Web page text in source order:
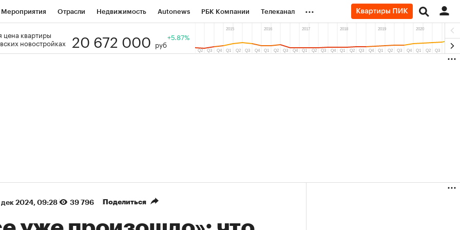
Мероприятия Отрасли Недвижимость Autonews РБК Компании Телеканал
РБК Образование Тренды
...
цена квартиры
новостройках
20 672 000 руб
+5.87%
дек 2024, 09:28 39 796 Поделиться